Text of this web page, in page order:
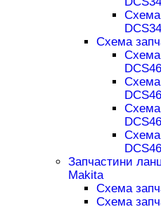
Схема
Схема
Схема
Схема
Схема
Схема
Запчастини
Makita
Схема
Схема